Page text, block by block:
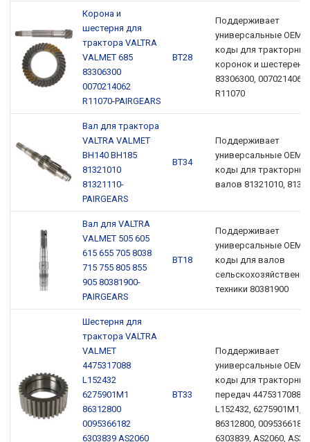
Корона и
шестерня для
трактора VALTRA
VALMET 685
83306300
0070214062
R11070-PAIRGEARS
ВТ28
Поддерживает
универсальные OEM-
коды для тракторных
коронок и шестерен
83306300, 0070214062,
R11070
Вал для трактора
VALTRA VALMET
BH140 BH185
81321010
81321110-
PAIRGEARS
ВТ34
Поддерживает
универсальные OEM-
коды для тракторных
валов 81321010,
Вал для VALTRA
VALMET 505 605
615 655 705 8038
715 755 805 855
905 80381900-
PAIRGEARS
ВТ18
Поддерживает
универсальные OEM-
коды для валов
техники 80381900
Шестерня для
трактора VALTRA
VALMET
4475317088
L152432
6275901M1
86312800
0095366182
6303839 AS2060
ВТ33
Поддерживает
универсальные OEM-
коды для тракторных
передач 4475317088,
L152432, 6275901M1,
86312800, 0095366182,
6303839, AS2060,